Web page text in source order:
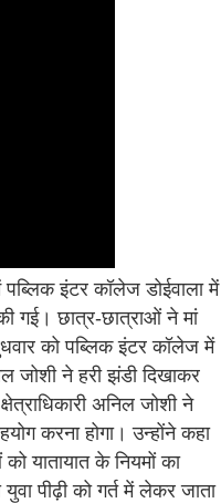
पब्लिक इंटर कॉलेज डोईवाला में
गई। छात्र-छात्राओं ने मां
को पब्लिक इंटर कॉलेज में
जोशी ने हरी झंडी दिखाकर
अनिल जोशी ने
करना होगा। उन्होंने कहा
यातायात के नियमों का
पीढ़ी को गर्त में लेकर जाता